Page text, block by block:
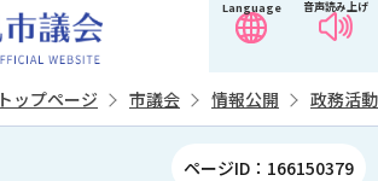
音声読み上げ
Language
トップページ 市議会 情報公開 政務活
ページID：166150379